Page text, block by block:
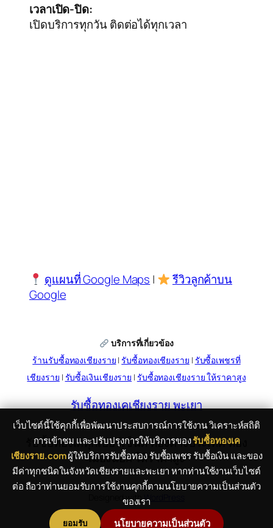
เวลาเปิด-ปิด:
เปิดบริการทุกวัน ติดต่อได้ทุกเวลา
ดูแผนที่ Google Maps |
รีวิวลูกค้าบน
Google
บริการที่เกี่ยวข้อง
ร้านรับซื้อทองเชียงราย |รับซื้อทองเชียงราย | รับซื้อเพชรที่
เชียงราย | รับซื้อเงินเชียงราย | รับซื้อทองเชียงราย ให้ราคาสูง
เว็บไซต์นี้ใช้คุกกี้เพื่อพัฒนาประสบการณ์การใช้งาน วิเคราะห์สถิติ
การเข้าชม และปรับปรุงการให้บริการของรับซื้อทองเค
เชียงราย.comผู้ให้บริการรับซื้อทอง รับซื้อเพชร รับซื้อเงิน และของ
มีค่าทุกชนิดในจังหวัดเชียงรายและพะเยา หากท่านใช้งานเว็บไซต์
ต่อ ถือว่าท่านยอมรับการใช้งานคุกกี้ตามนโยบายความเป็นส่วนตัว
ของเรา
ยอมรับ นโยบายความเป็นส่วนตัว
รับซื้อทองเคเชียงราย พะเยา
รับซื้อทองเคทุกเปอร์เซ็นต์ ทองต่างประเทศ ทอง
เมืองนอก ให้ราคาสูง
Designed withWordPress